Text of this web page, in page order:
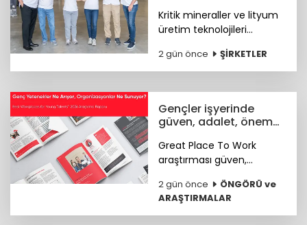
Kritik mineraller ve lityum
üretim teknolojileri
toplam 2 milyon dolar
tutarındaki tohum öncesi
2 gün önce ŞİRKETLER
Gençler işyerinde
güven, adalet, önem
Great Place To Work
araştırması güven,
sağlık, anlam ve yapay
zekâya hazır kurum
kültürünün genç çalışan
2 gün önce
ÖNGÖRÜ ve
ARAŞTIRMALAR